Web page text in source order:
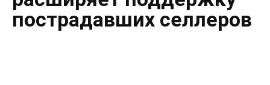
пострадавших селлеров